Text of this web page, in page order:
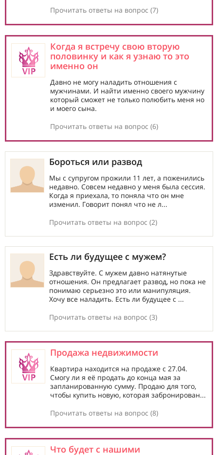
Прочитать ответы на вопрос (7)
Когда я встречу свою вторую
половинку и как я узнаю то это
именно он
Давно не могу наладить отношения с
мужчинами. И найти именно своего мужчину
который сможет не только полюбить меня но
и моего сына.
Прочитать ответы на вопрос (6)
Бороться или развод
Мы с супругом прожили 11 лет, а поженились
недавно. Совсем недавно у меня была сессия.
Когда я приехала, то поняла что он мне
изменил. Говорит понял что не л...
Прочитать ответы на вопрос (2)
Есть ли будущее с мужем?
Здравствуйте. С мужем давно натянутые
отношения. Он предлагает развод, но пока не
понимаю серьезно это или манипуляция.
Хочу все наладить. Есть ли будущее с ...
Прочитать ответы на вопрос (3)
Продажа недвижимости
Квартира находится на продаже с 27.04.
Смогу ли я её продать до конца мая за
запланированную сумму. Продаю для того,
чтобы купить новую, которая забронирован...
Прочитать ответы на вопрос (8)
Что будет с нашими